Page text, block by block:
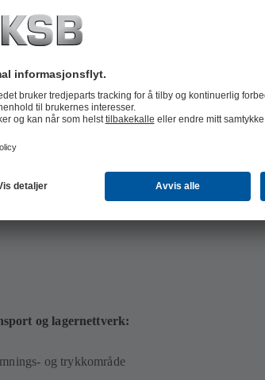
I Automation
og lagernettverk:
og trykkområde